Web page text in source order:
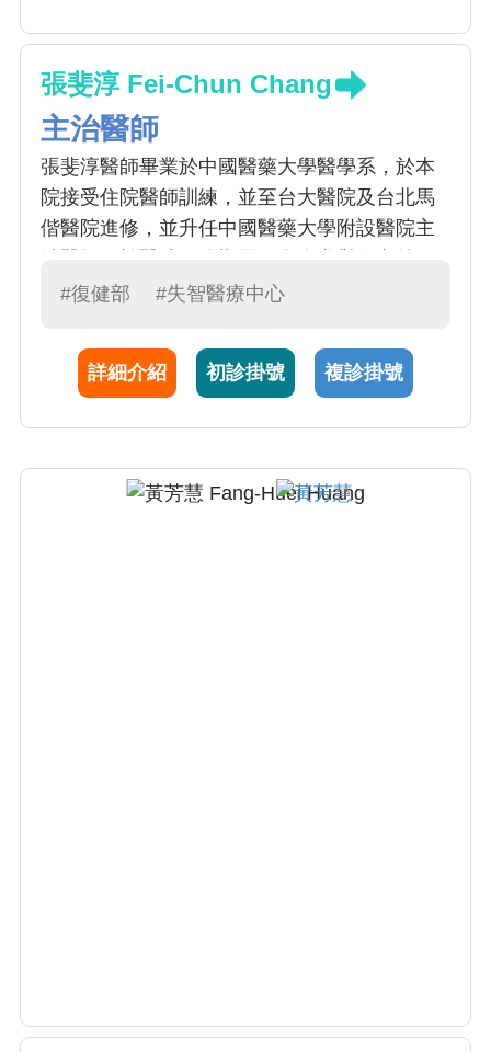
張斐淳 Fei-Chun Chang
主治醫師
張斐淳醫師畢業於中國醫藥大學醫學系，於本
院接受住院醫師訓練，並至台大醫院及台北馬
偕醫院進修，並升任中國醫藥大學附設醫院主
討會發表口頭及壁報論文研究，並且為復健醫
醫學會、心肺復建醫學會、神經復健醫學會及
肌痛醫學會會員。臨床專長擅長神經系統、骨
#復健部 #失智醫療中心
詳細介紹 初診掛號 複診掛號